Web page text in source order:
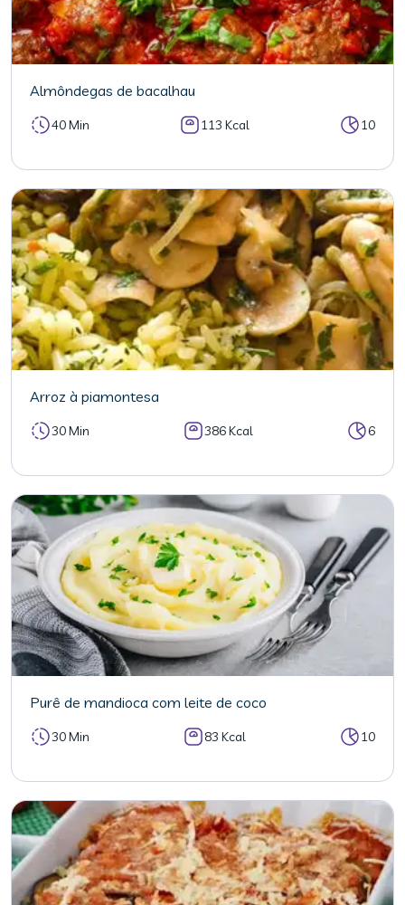
Almôndegas de bacalhau
40 Min 113 Kcal 10
Arroz à piamontesa
30 Min 386 Kcal 6
Purê de mandioca com leite de coco
30 Min 83 Kcal 10